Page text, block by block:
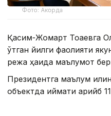
Фото: Акорда
Қасим-Жомарт Тоқаевга
ўтган йилги фаолияти
режа ҳақида маълумот
Президентга маълум
объектда қиймати қарийб